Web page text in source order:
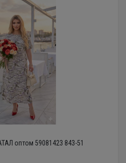
оптом 59081423 843-51